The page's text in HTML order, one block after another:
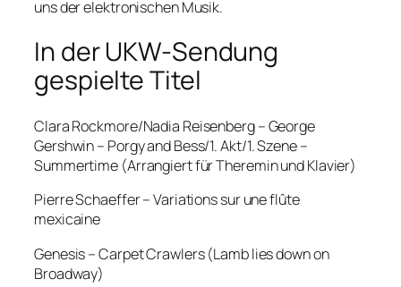
uns der elektronischen Musik.
In der UKW-Sendung
gespielte Titel
Clara Rockmore/Nadia Reisenberg – George
Gershwin – Porgy and Bess/1. Akt/1. Szene –
Summertime (Arrangiert für Theremin und Klavier)
Pierre Schaeffer – Variations sur une flûte
mexicaine
Genesis – Carpet Crawlers (Lamb lies down on
Broadway)